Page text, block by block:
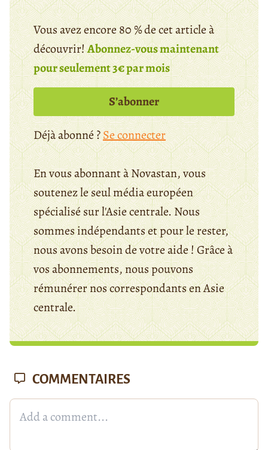
Vous avez encore 80 % de cet article à
découvrir!Abonnez-vous maintenant
pour seulement 3€ par mois
S’abonner
Déjà abonné ?Se connecter
En vous abonnant à Novastan, vous
soutenez le seul média européen
spécialisé sur l'Asie centrale. Nous
sommes indépendants et pour le rester,
nous avons besoin de votre aide ! Grâce à
vos abonnements, nous pouvons
rémunérer nos correspondants en Asie
centrale.
COMMENTAIRES